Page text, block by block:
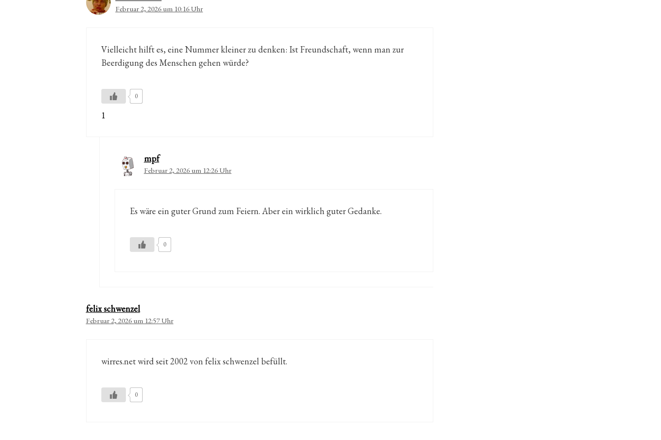
Februar 2, 2026 um 10:16 Uhr
Vielleicht hilft es, eine Nummer kleiner zu denken: Ist Freundschaft, wenn man zur
Beerdigung des Menschen gehen würde?
0
1
mpf
Februar 2, 2026 um 12:26 Uhr
Es wäre ein guter Grund zum Feiern. Aber ein wirklich guter Gedanke.
0
felix schwenzel
Februar 2, 2026 um 12:57 Uhr
wirres.net wird seit 2002 von felix schwenzel befüllt.
0